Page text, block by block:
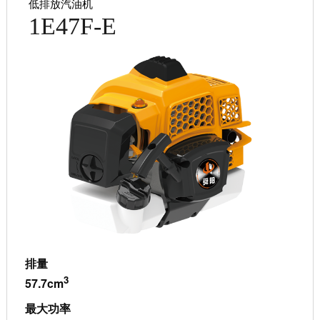
低排放汽油机
1E47F-E
排量
57.7cm3
最大功率